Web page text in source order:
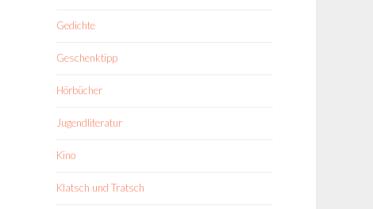
Gedichte
Geschenktipp
Hörbücher
Jugendliteratur
Kino
Klatsch und Tratsch